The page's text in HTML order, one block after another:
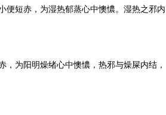
便短赤，为湿热郁蒸心中懊憹。湿热之邪内
为阳明燥绪心中懊憹，热邪与燥屎内结，